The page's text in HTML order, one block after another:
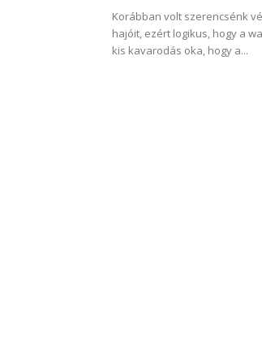
Korábban volt szerencsénk
hajóit, ezért logikus, hogy a
kis kavarodás oka, hogy a...